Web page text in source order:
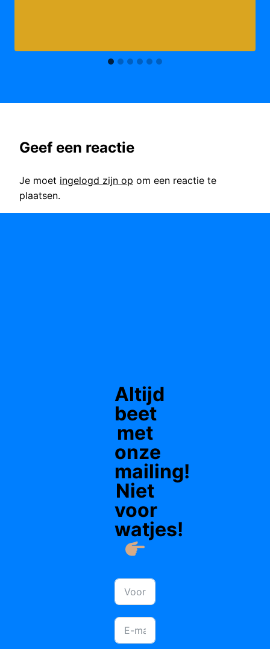
Geef een reactie
Je moet ingelogd zijn op om een reactie te
plaatsen.
Altijd
beet
met
onze
mailing!
Niet
voor
watjes!